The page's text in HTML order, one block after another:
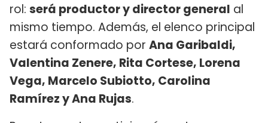
rol: será productor y director general al
mismo tiempo. Además, el elenco principal
estará conformado por Ana Garibaldi,
Valentina Zenere, Rita Cortese, Lorena
Vega, Marcelo Subiotto, Carolina
Ramírez y Ana Rujas.